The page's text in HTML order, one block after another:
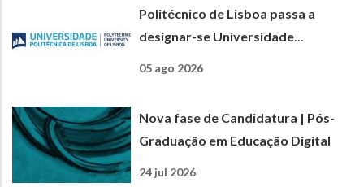
Politécnico de Lisboa passa a
designar-se Universidade
05 ago 2026
Nova fase de Candidatura | Pós-
Graduação em Educação Digital
24 jul 2026